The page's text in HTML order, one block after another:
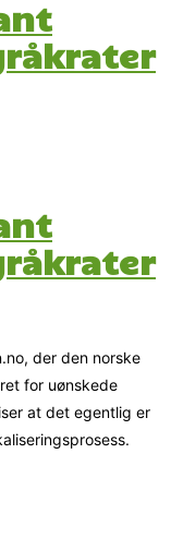
der den norske
for uønskede
at det egentlig er